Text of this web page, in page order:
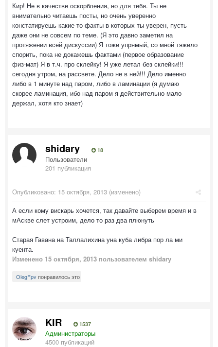
Кир! Не в качестве оскорбления, но для тебя. Ты не
внимательно читаешь посты, но очень уверенно
констатируешь какие-то факты в которых ты уверен, пусть
даже они не совсем по теме. (Я это давно заметил на
протяжении всей дискуссии) Я тоже упрямый, со мной тяжело
спорить, пока не докажешь фактами (первое образование
физ-мат) Я в т.ч. про склейку! Я уже летал без склейки!!!
сегодня утром, на рассвете. Дело не в ней!!! Дело именно
либо в 1 минуте над паром, либо в ламинации (я думаю
скорее ламинация, ибо над паром я действительно мало
держал, хотя кто знает)
shidary 18
Пользователи
201 публикация
Опубликовано: 15 октября, 2013 (изменено)
А если кому вискарь хочется, так давайте выберем время и в
мАскве слет устроим, дело то раз два плюнуть
Старая Гавана на Таллалихина уна куба либра пор ла ми
куента.
Изменено 15 октября, 2013 пользователем shidary
OlegFpvпонравилось это
KIR 1537
Администраторы
4500 публикаций